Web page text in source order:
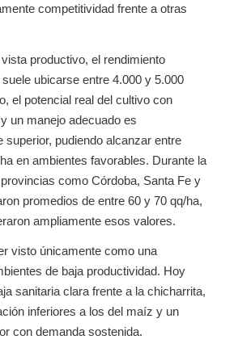
competitividad frente a otras
productivo, el rendimiento
ubicarse entre 4.000 y 5.000
el potencial real del cultivo con
un manejo adecuado es
superior, pudiendo alcanzar entre
en ambientes favorables. Durante la
como Córdoba, Santa Fe y
promedios de entre 60 y 70 qq/ha,
ampliamente esos valores.
visto únicamente como una
de baja productividad. Hoy
sanitaria clara frente a la chicharrita,
inferiores a los del maíz y un
con demanda sostenida.